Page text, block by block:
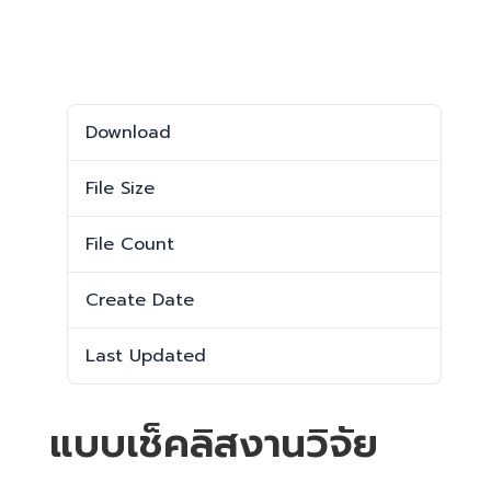
Download
File Size
File Count
Create Date
Last Updated
แบบเช็คลิสงานวิจัย